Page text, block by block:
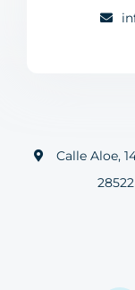
Calle Aloe,